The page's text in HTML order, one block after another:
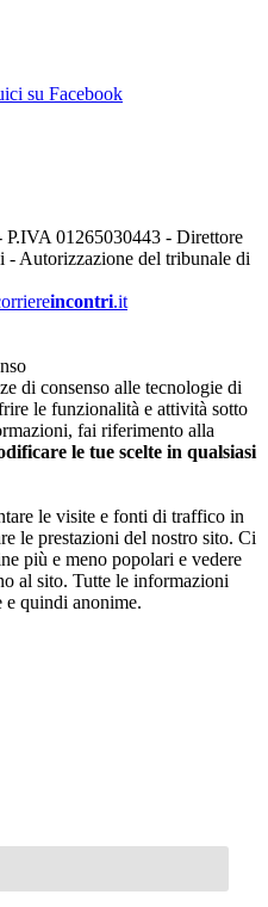
su Facebook
01265030443 - Direttore
- Autorizzazione del tribunale di
incontri.it
di consenso alle tecnologie di
le funzionalità e attività sotto
fai riferimento alla
le tue scelte in qualsiasi
le visite e fonti di traffico in
le prestazioni del nostro sito. Ci
più e meno popolari e vedere
al sito. Tutte le informazioni
e quindi anonime.